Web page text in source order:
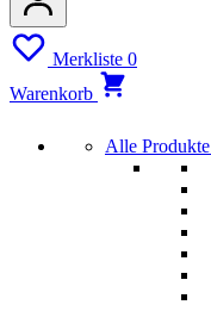
Merkliste 0
Warenkorb
Alle Produkte